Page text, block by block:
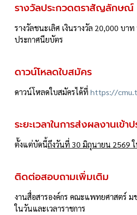
รางวัลประกวดตราสัญลักษณ์
รางวัลชนะเลิศ เงินรางวัล 20,000 บา
ประกาศนียบัตร
ดาวน์โหลดใบสมัคร
ดาวน์โหลดใบสมัครได้ที่ https://
ระยะเวลาในการส่งผลงานเข้า
ตั้งแต่บัดนี้ถึงวันที่ 30 มิถุนายน 2569 ใ
ติดต่อสอบถามเพิ่มเติม
งานสื่อสารองค์กร คณะแพทยศาสตร์ ม
ในวันและเวลาราชการ